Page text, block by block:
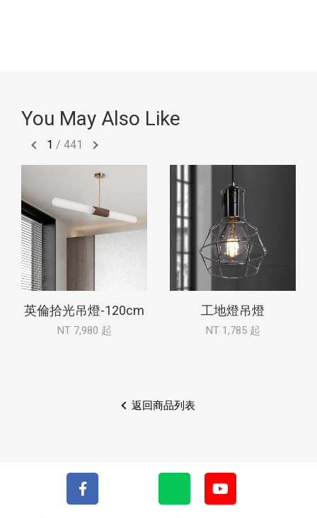
You May Also Like
1 / 441
英倫拾光吊燈-120cm
NT 7,980 起
工地燈吊燈
NT 1,785 起
返回商品列表